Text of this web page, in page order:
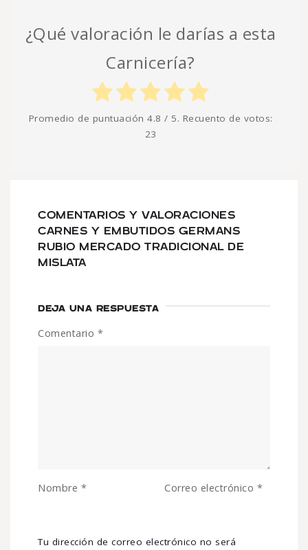
¿Qué valoración le darías a esta
Carnicería?
Promedio de puntuación 4.8 / 5. Recuento de votos:
23
COMENTARIOS Y VALORACIONES
CARNES Y EMBUTIDOS GERMANS
RUBIO MERCADO TRADICIONAL DE
MISLATA
DEJA UNA RESPUESTA
Tu dirección de correo electrónico no será
Comentario *
Nombre * Correo electrónico *